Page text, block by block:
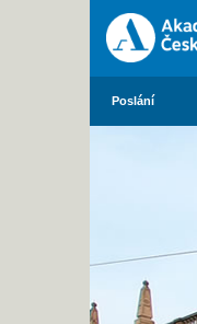
Poslání